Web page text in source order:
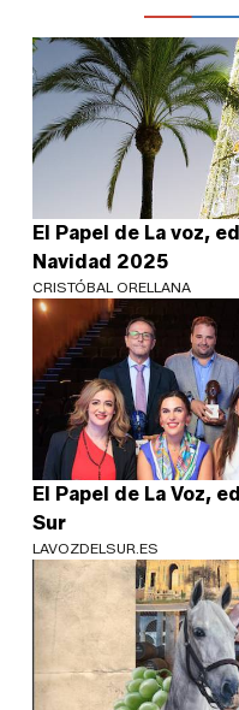
El Papel de La voz,
Navidad 2025
CRISTÓBAL ORELLANA
El Papel de La Voz,
Sur
LAVOZDELSUR.ES